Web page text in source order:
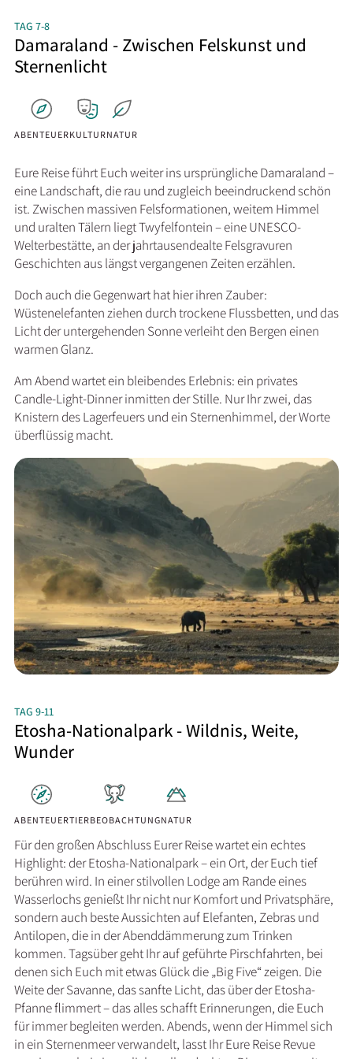
TAG 7-8
Damaraland - Zwischen Felskunst und
Sternenlicht
ABENTEUERKULTURNATUR
Eure Reise führt Euch weiter ins ursprüngliche Damaraland –
eine Landschaft, die rau und zugleich beeindruckend schön
ist. Zwischen massiven Felsformationen, weitem Himmel
und uralten Tälern liegt Twyfelfontein – eine UNESCO-
Welterbestätte, an der jahrtausendealte Felsgravuren
Geschichten aus längst vergangenen Zeiten erzählen.
Doch auch die Gegenwart hat hier ihren Zauber:
Wüstenelefanten ziehen durch trockene Flussbetten, und das
Licht der untergehenden Sonne verleiht den Bergen einen
warmen Glanz.
Am Abend wartet ein bleibendes Erlebnis: ein privates
Candle-Light-Dinner inmitten der Stille. Nur Ihr zwei, das
Knistern des Lagerfeuers und ein Sternenhimmel, der Worte
überflüssig macht.
TAG 9-11
Etosha-Nationalpark - Wildnis, Weite,
Wunder
ABENTEUERTIERBEOBACHTUNGNATUR
Für den großen Abschluss Eurer Reise wartet ein echtes
Highlight: der Etosha-Nationalpark – ein Ort, der Euch tief
berühren wird. In einer stilvollen Lodge am Rande eines
Wasserlochs genießt Ihr nicht nur Komfort und Privatsphäre,
sondern auch beste Aussichten auf Elefanten, Zebras und
Antilopen, die in der Abenddämmerung zum Trinken
kommen. Tagsüber geht Ihr auf geführte Pirschfahrten, bei
denen sich Euch mit etwas Glück die „Big Five“ zeigen. Die
Weite der Savanne, das sanfte Licht, das über der Etosha-
Pfanne flimmert – das alles schafft Erinnerungen, die Euch
für immer begleiten werden. Abends, wenn der Himmel sich
in ein Sternenmeer verwandelt, lasst Ihr Eure Reise Revue